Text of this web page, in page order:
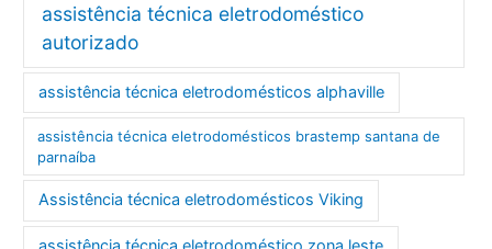
assistência técnica eletrodoméstico
autorizado
assistência técnica eletrodomésticos alphaville
assistência técnica eletrodomésticos brastemp santana de
parnaíba
Assistência técnica eletrodomésticos Viking